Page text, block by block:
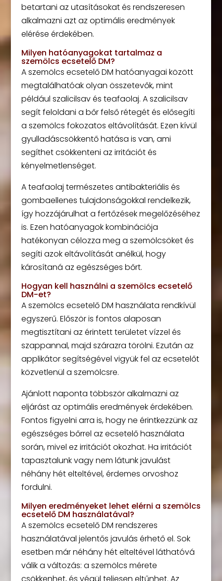
betartani az utasításokat és rendszeresen
alkalmazni azt az optimális eredmények
elérése érdekében.
Milyen hatóanyagokat tartalmaz a
szemölcs ecsetelő DM?
A szemölcs ecsetelő DM hatóanyagai között
megtalálhatóak olyan összetevők, mint
például szalicilsav és teafaolaj. A szalicilsav
segít feloldani a bőr felső rétegét és elősegíti
a szemölcs fokozatos eltávolítását. Ezen kívül
gyulladáscsökkentő hatása is van, ami
segíthet csökkenteni az irritációt és
kényelmetlenséget.
A teafaolaj természetes antibakteriális és
gombaellenes tulajdonságokkal rendelkezik,
így hozzájárulhat a fertőzések megelőzéséhez
is. Ezen hatóanyagok kombinációja
hatékonyan célozza meg a szemölcsöket és
segíti azok eltávolítását anélkül, hogy
károsítaná az egészséges bőrt.
Hogyan kell használni a szemölcs ecsetelő
DM-et?
A szemölcs ecsetelő DM használata rendkívül
egyszerű. Először is fontos alaposan
megtisztítani az érintett területet vízzel és
szappannal, majd szárazra törölni. Ezután az
applikátor segítségével vigyük fel az ecsetelőt
közvetlenül a szemölcsre.
Ajánlott naponta többször alkalmazni az
eljárást az optimális eredmények érdekében.
Fontos figyelni arra is, hogy ne érintkezzünk az
egészséges bőrrel az ecsetelő használata
során, mivel ez irritációt okozhat. Ha irritációt
tapasztalunk vagy nem látunk javulást
néhány hét elteltével, érdemes orvoshoz
fordulni.
Milyen eredményeket lehet elérni a szemölcs
ecsetelő DM használatával?
A szemölcs ecsetelő DM rendszeres
használatával jelentős javulás érhető el. Sok
esetben már néhány hét elteltével láthatóvá
válik a változás: a szemölcs mérete